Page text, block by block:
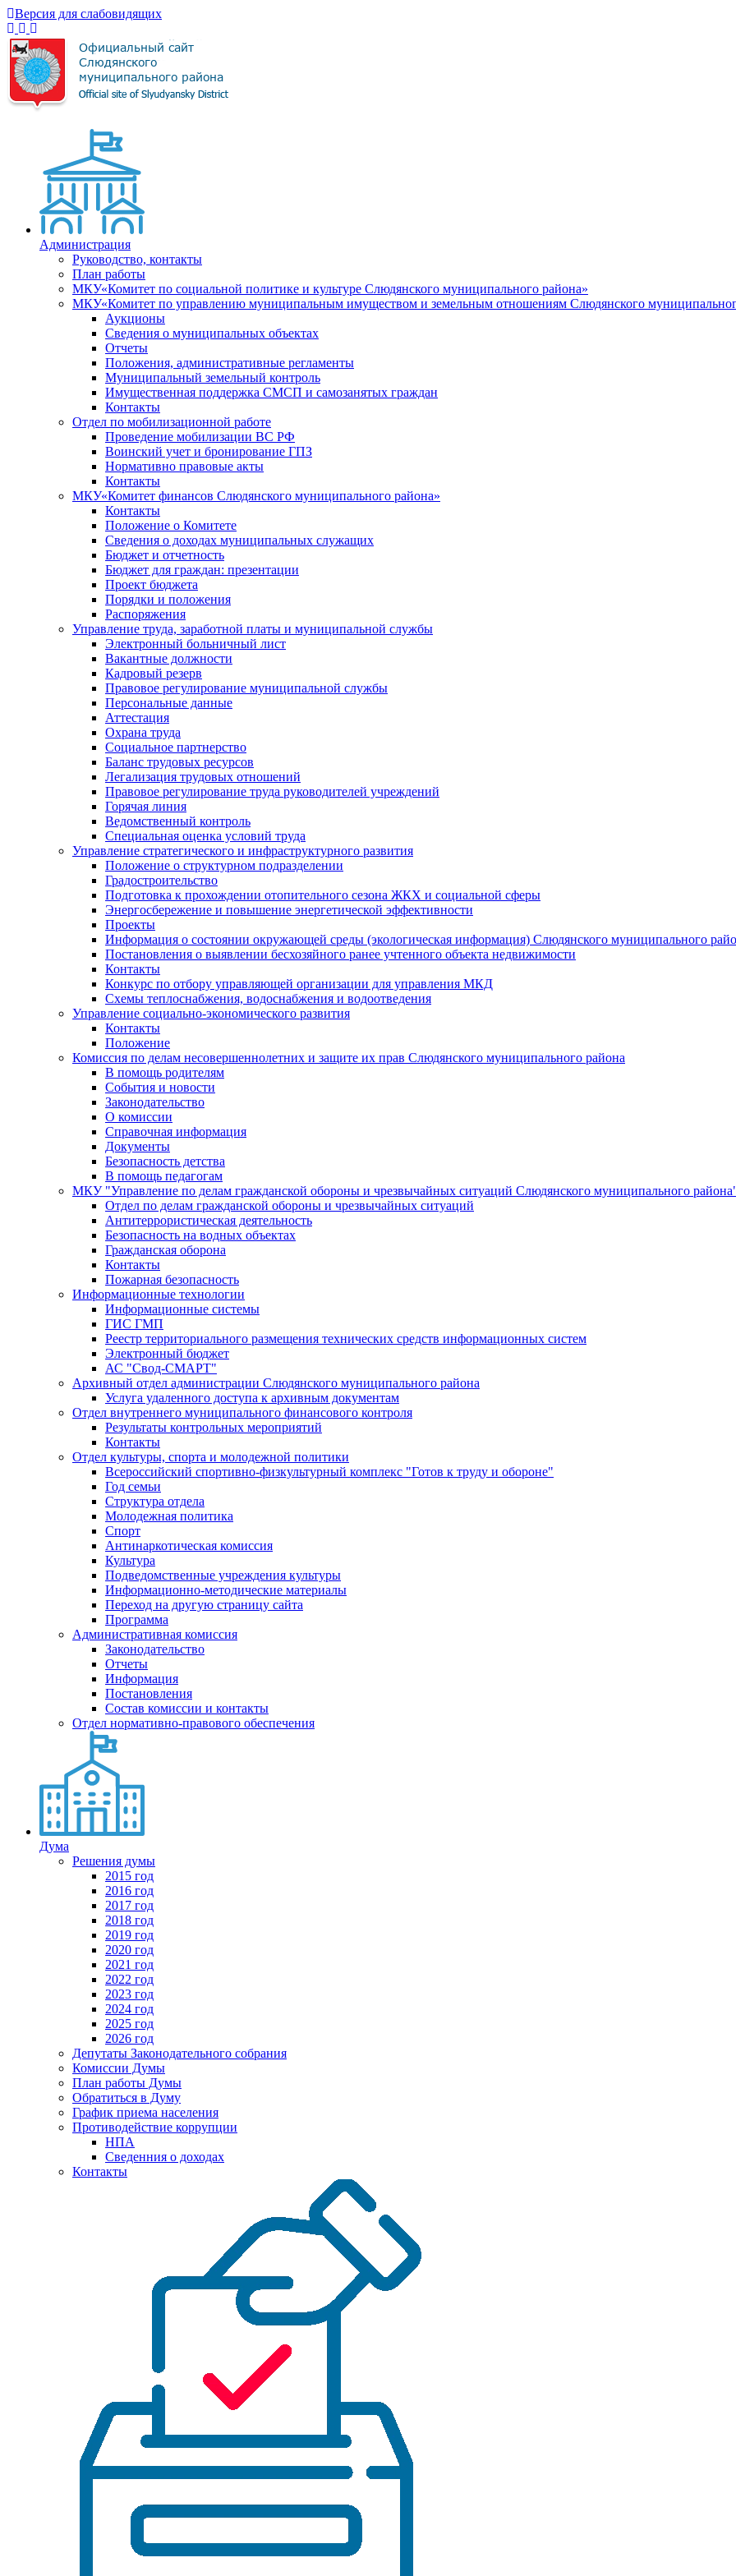
Версия для слабовидящих
Администрация
Руководство, контакты
План работы
МКУ«Комитет по социальной политике и культуре Слюдянского муниципального района»
МКУ«Комитет по управлению муниципальным имуществом и земельным отношениям Слюдянского
Аукционы
Сведения о муниципальных объектах
Отчеты
Положения, административные регламенты
Муниципальный земельный контроль
Имущественная поддержка СМСП и самозанятых граждан
Контакты
Отдел по мобилизационной работе
Проведение мобилизации ВС РФ
Воинский учет и бронирование ГПЗ
Нормативно правовые акты
Контакты
МКУ«Комитет финансов Слюдянского муниципального района»
Контакты
Положение о Комитете
Сведения о доходах муниципальных служащих
Бюджет и отчетность
Бюджет для граждан: презентации
Проект бюджета
Порядки и положения
Распоряжения
Управление труда, заработной платы и муниципальной службы
Электронный больничный лист
Вакантные должности
Кадровый резерв
Правовое регулирование муниципальной службы
Персональные данные
Аттестация
Охрана труда
Социальное партнерство
Баланс трудовых ресурсов
Легализация трудовых отношений
Правовое регулирование труда руководителей учреждений
Горячая линия
Ведомственный контроль
Специальная оценка условий труда
Управление стратегического и инфраструктурного развития
Положение о структурном подразделении
Градостроительство
Подготовка к прохождении отопительного сезона ЖКХ и социальной сферы
Энергосбережение и повышение энергетической эффективности
Проекты
Информация о состоянии окружающей среды (экологическая информация) Слюдянского муниципального
Постановления о выявлении бесхозяйного ранее учтенного объекта недвижимости
Контакты
Конкурс по отбору управляющей организации для управления МКД
Схемы теплоснабжения, водоснабжения и водоотведения
Управление социально-экономического развития
Контакты
Положение
Комиссия по делам несовершеннолетних и защите их прав Слюдянского муниципального района
В помощь родителям
События и новости
Законодательство
О комиссии
Справочная информация
Документы
Безопасность детства
В помощь педагогам
МКУ "Управление по делам гражданской обороны и чрезвычайных ситуаций Слюдянского муниципального
Отдел по делам гражданской обороны и чрезвычайных ситуаций
Антитеррористическая деятельность
Безопасность на водных объектах
Гражданская оборона
Контакты
Пожарная безопасность
Информационные технологии
Информационные системы
ГИС ГМП
Реестр территориального размещения технических средств информационных систем
Электронный бюджет
АС "Свод-СМАРТ"
Архивный отдел администрации Слюдянского муниципального района
Услуга удаленного доступа к архивным документам
Отдел внутреннего муниципального финансового контроля
Результаты контрольных мероприятий
Контакты
Отдел культуры, спорта и молодежной политики
Всероссийский спортивно-физкультурный комплекс "Готов к труду и обороне"
Год семьи
Структура отдела
Молодежная политика
Спорт
Антинаркотическая комиссия
Культура
Подведомственные учреждения культуры
Информационно-методические материалы
Переход на другую страницу сайта
Программа
Административная комиссия
Законодательство
Отчеты
Информация
Постановления
Состав комиссии и контакты
Отдел нормативно-правового обеспечения
Дума
Решения думы
2015 год
2016 год
2017 год
2018 год
2019 год
2020 год
2021 год
2022 год
2023 год
2024 год
2025 год
2026 год
Депутаты Законодательного собрания
Комиссии Думы
План работы Думы
Обратиться в Думу
График приема населения
Противодействие коррупции
НПА
Сведенния о доходах
Контакты